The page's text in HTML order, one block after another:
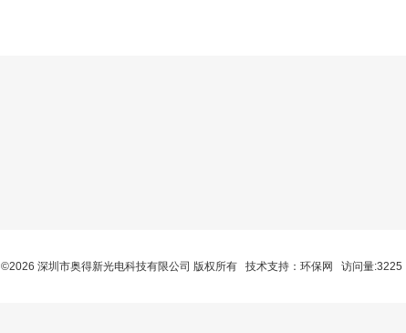
©2026 深圳市奥得新光电科技有限公司 版权所有 技术支持： 环保网 访问量:3225